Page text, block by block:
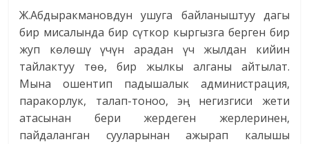
Ж.Абдыракмановдун ушуга байланыштуу дагы
бир мисалында бир сүткор кыргызга берген бир
жуп көлөшү үчүн арадан үч жылдан кийин
тайлактуу төө, бир жылкы алганы айтылат.
Мына ошентип падышалык администрация,
паракорлук, талап-тоноо, эң негизгиси жети
атасынан бери жердеген жерлеринен,
пайдаланган сууларынан ажырап калышы